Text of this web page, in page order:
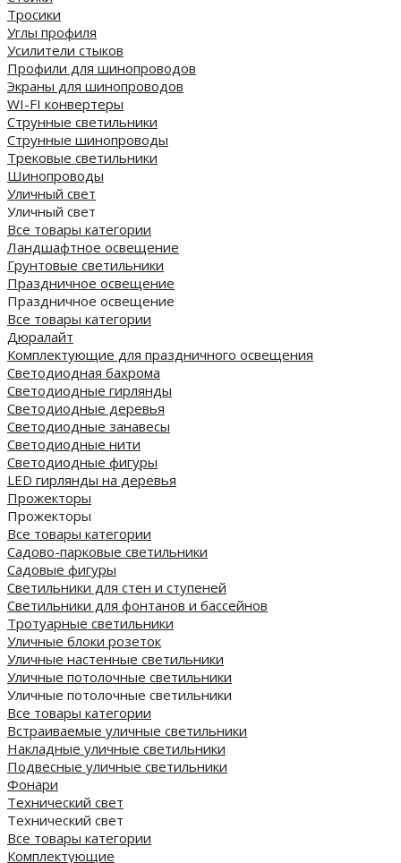
Тросики
Углы профиля
Усилители стыков
Профили для шинопроводов
Экраны для шинопроводов
WI-FI конвертеры
Струнные светильники
Струнные шинопроводы
Трековые светильники
Шинопроводы
Уличный свет
Уличный свет
Все товары категории
Ландшафтное освещение
Грунтовые светильники
Праздничное освещение
Праздничное освещение
Все товары категории
Дюралайт
Комплектующие для праздничного освещения
Светодиодная бахрома
Светодиодные гирлянды
Светодиодные деревья
Светодиодные занавесы
Светодиодные нити
Светодиодные фигуры
LED гирлянды на деревья
Прожекторы
Прожекторы
Все товары категории
Садово-парковые светильники
Садовые фигуры
Светильники для стен и ступеней
Светильники для фонтанов и бассейнов
Тротуарные светильники
Уличные блоки розеток
Уличные настенные светильники
Уличные потолочные светильники
Уличные потолочные светильники
Все товары категории
Встраиваемые уличные светильники
Накладные уличные светильники
Подвесные уличные светильники
Фонари
Технический свет
Технический свет
Все товары категории
Комплектующие